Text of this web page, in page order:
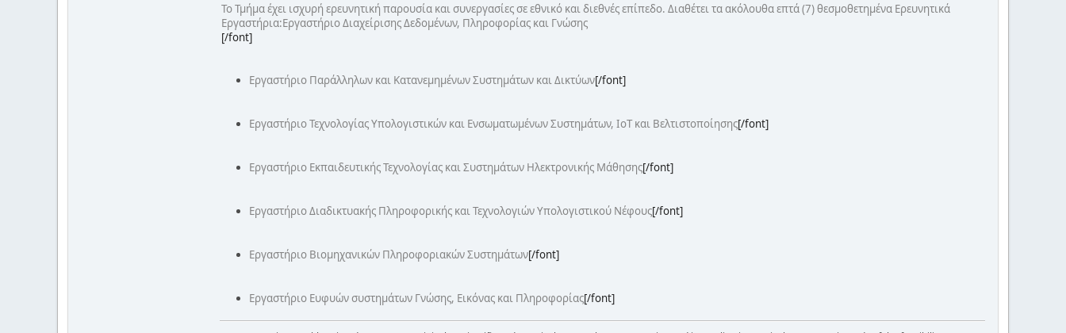
Το Τμήμα έχει ισχυρή ερευνητική παρουσία και συνεργασίες σε εθνικό και διεθνές επίπεδο. Διαθέτει τα ακόλουθα επτά (7) θεσμοθετημένα Ερευνητικά
Εργαστήρια:Εργαστήριο Διαχείρισης Δεδομένων, Πληροφορίας και Γνώσης
[/font]
Εργαστήριο Παράλληλων και Κατανεμημένων Συστημάτων και Δικτύων[/font]
Εργαστήριο Τεχνολογίας Υπολογιστικών και Ενσωματωμένων Συστημάτων, ΙοΤ και Βελτιστοποίησης[/font]
Εργαστήριο Εκπαιδευτικής Τεχνολογίας και Συστημάτων Ηλεκτρονικής Μάθησης[/font]
Εργαστήριο Διαδικτυακής Πληροφορικής και Τεχνολογιών Υπολογιστικού Νέφους[/font]
Εργαστήριο Βιομηχανικών Πληροφοριακών Συστημάτων[/font]
Εργαστήριο Ευφυών συστημάτων Γνώσης, Εικόνας και Πληροφορίας[/font]